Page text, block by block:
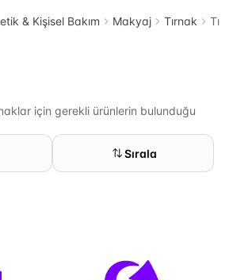
& Kişisel Bakım Makyaj Tırnak
için gerekli ürünlerin bulunduğu
Sırala